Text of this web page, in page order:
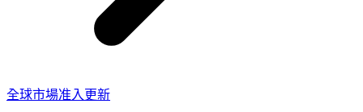
全球市場准入更新